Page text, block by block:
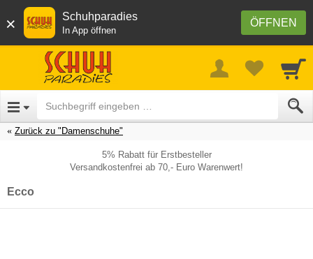
× ÖFFNEN
Schuhparadies
In App öffnen
Zurück zu "Damenschuhe"
5% Rabatt für Erstbesteller
Versandkostenfrei ab 70,- Euro Warenwert!
Ecco